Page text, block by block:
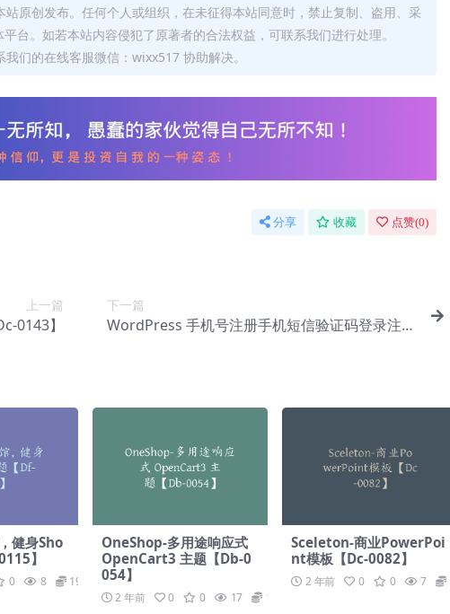
原创发布。任何个人或组织，在未征得本站同意时，禁止复制、盗用、采
台。如若本站内容侵犯了原著者的合法权益，可联系我们进行处理。
们的在线客服微信：wixx517 协助解决。
分享 收藏 点赞(0)
上一篇
0143】
下一篇
WordPress 手机号注册手机短信验证码登录注册
健身Sho
】
0 8 19.9
OneShop-多用途响应式
OpenCart3 主题【Db-0
054】
2 年前 0 0 17 19.9
Sceleton-商业PowerPoi
nt模板【Dc-0082】
2 年前 0 0 7